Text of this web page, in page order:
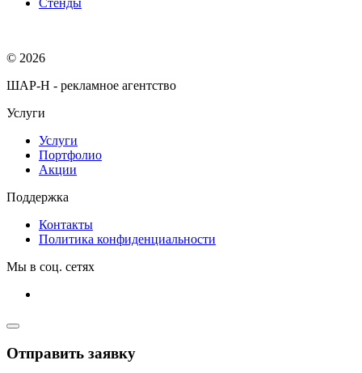
Стенды
© 2026
ШАР-Н - рекламное агентство
Услуги
Услуги
Портфолио
Акции
Поддержка
Контакты
Политика конфиденциальности
Мы в соц. сетях
Отправить заявку